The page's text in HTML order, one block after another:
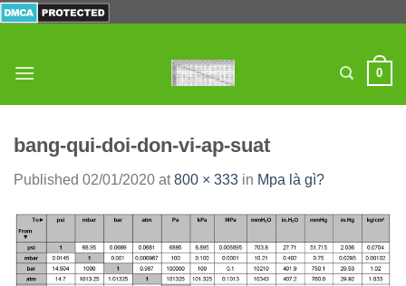
0
bang-qui-doi-don-vi-ap-suat
Published 02/01/2020 at800 × 333 in Mpa là gì?